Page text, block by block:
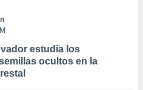
estudia los
ocultos en la